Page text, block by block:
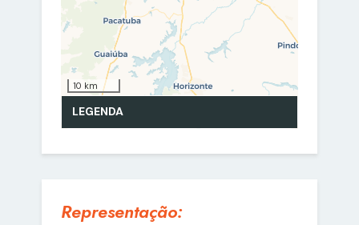
Representação: